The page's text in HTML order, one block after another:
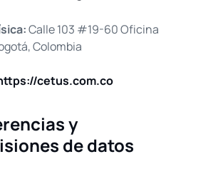
Calle 103 #19-60 Oficina
Colombia
cetus.com.co
y
de datos